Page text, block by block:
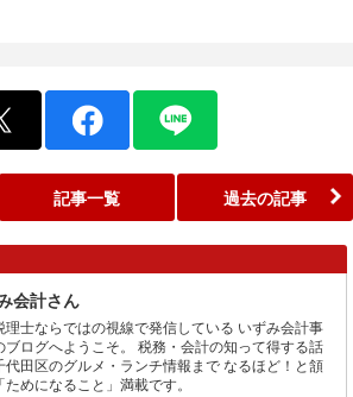
記事一覧 過去の記事
会計さん
理士ならではの視線で発信している いずみ会計事
ブログへようこそ。 税務・会計の知って得する話
代田区のグルメ・ランチ情報まで なるほど！と頷
ためになること」満載です。